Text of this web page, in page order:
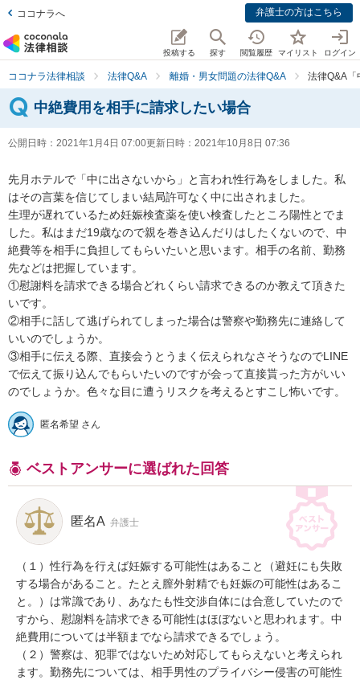
ココナラへ 弁護士の方はこちら
投稿する 探す 閲覧履歴 マイリスト ログイン
ココナラ法律相談 法律Q&A 離婚・男女問題の法律Q&A 法律Q&A「
中絶費用を相手に請求したい場合
公開日時： 2021年1月4日 07:00更新日時： 2021年10月8日 07:36
先月ホテルで「中に出さないから」と言われ性行為をしました。私
はその言葉を信じてしまい結局許可なく中に出されました。
生理が遅れているため妊娠検査薬を使い検査したところ陽性とでま
した。私はまだ19歳なので親を巻き込んだりはしたくないので、中
絶費等を相手に負担してもらいたいと思います。相手の名前、勤務
先などは把握しています。
①慰謝料を請求できる場合どれくらい請求できるのか教えて頂きた
いです。
②相手に話して逃げられてしまった場合は警察や勤務先に連絡して
いいのでしょうか。
③相手に伝える際、直接会うとうまく伝えられなさそうなのでLINE
で伝えて振り込んでもらいたいのですが会って直接貰った方がいい
のでしょうか。色々な目に遭うリスクを考えるとすこし怖いです。
匿名希望 さん
ベストアンサーに選ばれた回答
匿名A 弁護士
（１）性行為を行えば妊娠する可能性はあること（避妊にも失敗
する場合があること。たとえ膣外射精でも妊娠の可能性はあるこ
と。）は常識であり、あなたも性交渉自体には合意していたので
すから、慰謝料を請求できる可能性はほぼないと思われます。中
絶費用については半額までなら請求できるでしょう。
（２）警察は、犯罪ではないため対応してもらえないと考えられ
ます。勤務先については、相手男性のプライバシー侵害の可能性